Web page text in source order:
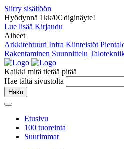
Siirry sisältöön
Hyödynnä 1kk/0€ diginäyte!
Lue lisää Kirjaudu
Aiheet
Arkkitehtuuri Infra Kiinteistöt
Rakentaminen Suunnittelu
Kaikki mitä tietää pitää
Hae tältä sivustolta
Haku
Etusivu
100 tuoreinta
Suurimmat